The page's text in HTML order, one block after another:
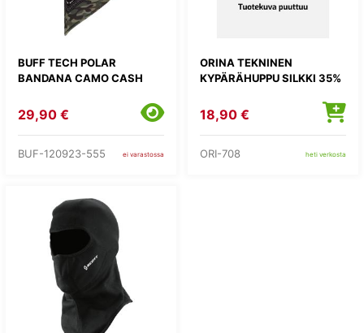
BUFF TECH POLAR
BANDANA CAMO CASH
29,90 €
BUF-120923-555 ei varastossa
ORINA TEKNINEN
KYPÄRÄHUPPU SILKKI 35%
18,90 €
ORI-708 heti verkosta